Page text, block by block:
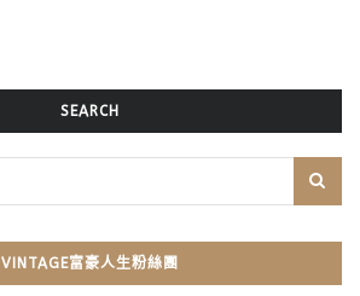
SEARCH
VINTAGE富豪人生粉絲團